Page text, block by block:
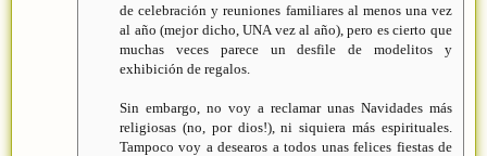
de celebración y reuniones familiares al menos una vez
al año (mejor dicho, UNA vez al año), pero es cierto que
muchas veces parece un desfile de modelitos y
exhibición de regalos.
Sin embargo, no voy a reclamar unas Navidades más
religiosas (no, por dios!), ni siquiera más espirituales.
Tampoco voy a desearos a todos unas felices fiestas de